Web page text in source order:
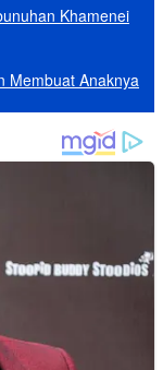
Khamenei
Membuat Anaknya